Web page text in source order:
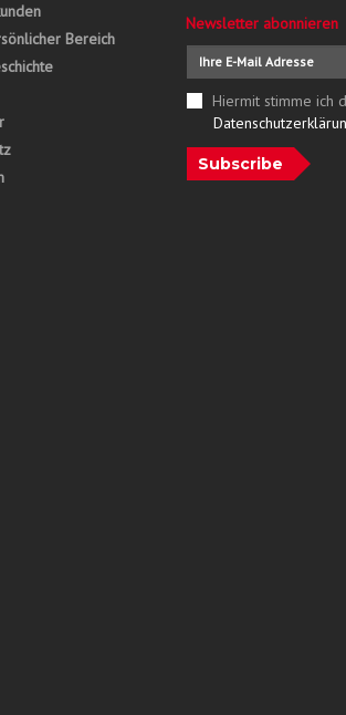
Bereich
Newsletter abonnieren
Hiermit stimme ich
Subscribe